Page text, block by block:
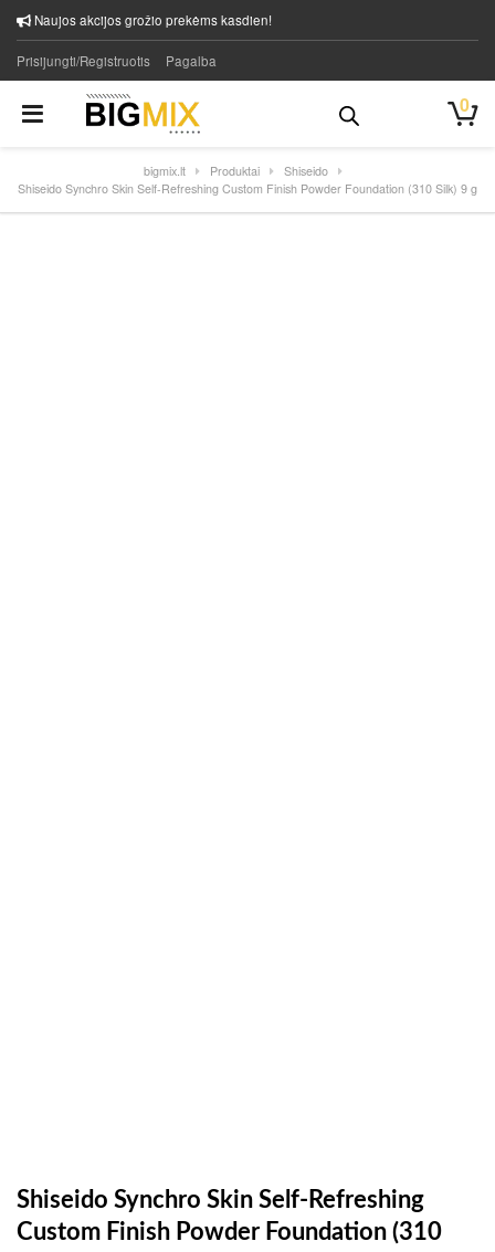
Naujos akcijos grožio prekėms kasdien!
Prisijungti/Registruotis Pagalba
0
bigmix.lt Produktai
Shiseido
Shiseido Synchro Skin Self-Refreshing Custom Finish Powder Foundation (310 Silk) 9 g
Shiseido Synchro Skin Self-Refreshing
Custom Finish Powder Foundation (310